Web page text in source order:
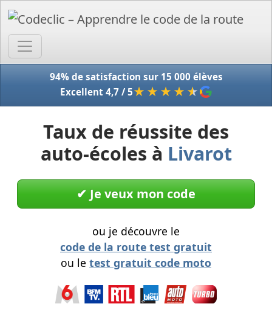
94% de satisfaction sur 15 000 élèves
Excellent 4,7 / 5★★★★ ★
Taux de réussite des
auto-écoles à Livarot
✔︎ Je veux mon code
ou je découvre le
code de la route test gratuit
ou le test gratuit code moto